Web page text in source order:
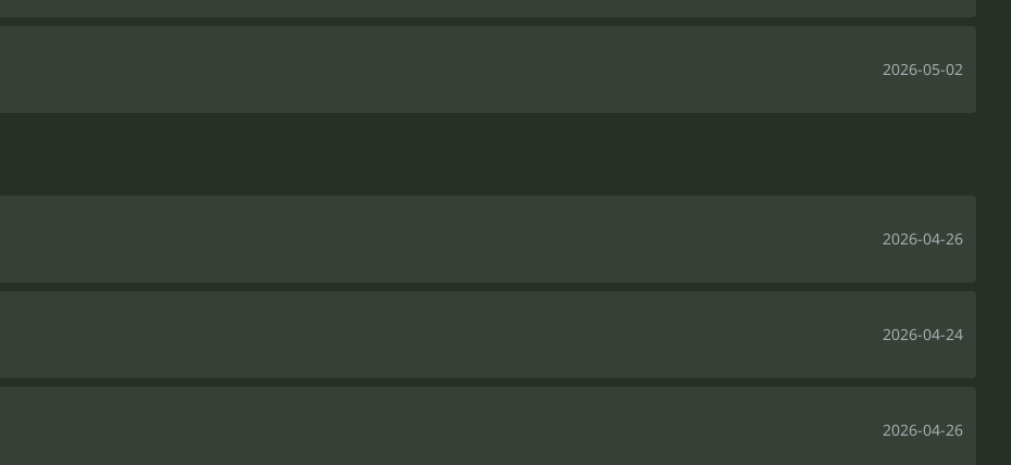
2026-05-02
2026-04-26
2026-04-24
2026-04-26